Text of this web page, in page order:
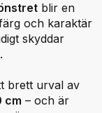
blir en
och karaktär
skyddar
brett urval av
cm – och är